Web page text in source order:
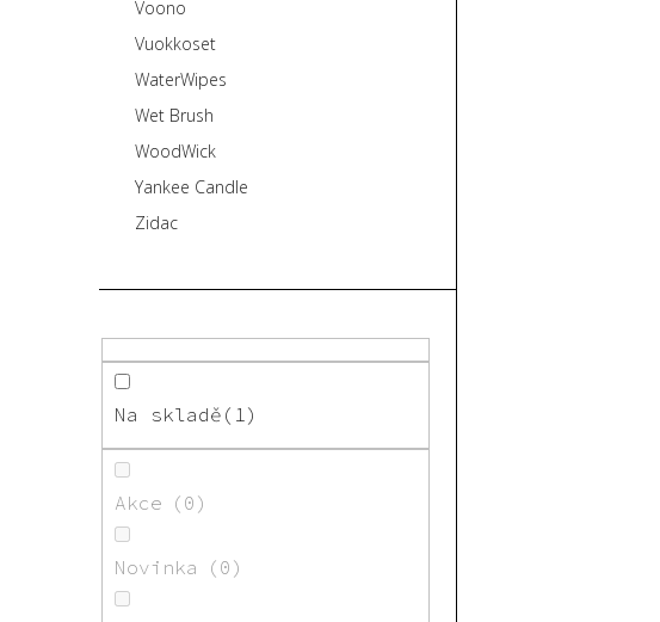
Voono
Vuokkoset
WaterWipes
Wet Brush
WoodWick
Yankee Candle
Zidac
Na skladě 1
Akce 0
Novinka 0